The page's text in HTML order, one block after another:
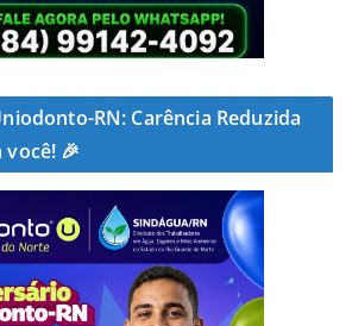
RN: Carência Reduzida
você! 🎉